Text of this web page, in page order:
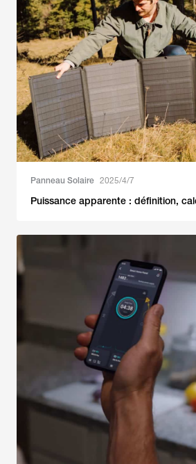
Panneau Solaire 2025/4/7
Puissance apparente : définition,